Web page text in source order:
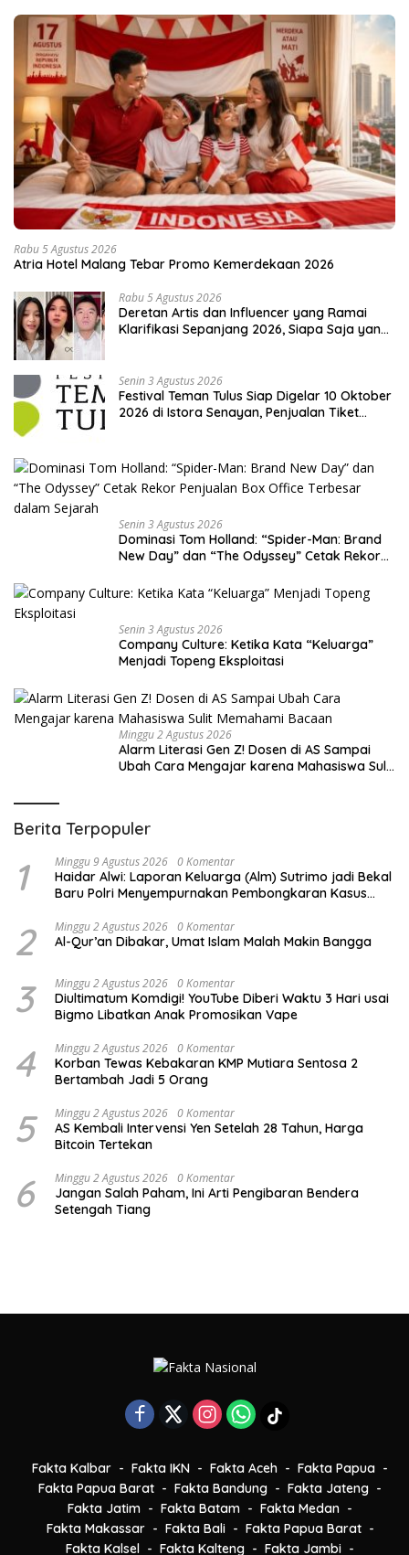
Rabu 5 Agustus 2026
Atria Hotel Malang Tebar Promo Kemerdekaan 2026
Rabu 5 Agustus 2026
Deretan Artis dan Influencer yang Ramai
Klarifikasi Sepanjang 2026, Siapa Saja yang
Senin 3 Agustus 2026
Festival Teman Tulus Siap Digelar 10 Oktober
2026 di Istora Senayan, Penjualan Tiket
Senin 3 Agustus 2026
Dominasi Tom Holland: “Spider-Man: Brand
New Day” dan “The Odyssey” Cetak Rekor
Sejarah
Senin 3 Agustus 2026
Company Culture: Ketika Kata “Keluarga”
Menjadi Topeng Eksploitasi
Minggu 2 Agustus 2026
Alarm Literasi Gen Z! Dosen di AS Sampai
Ubah Cara Mengajar karena Mahasiswa Sulit
Berita Terpopuler
1 Minggu 9 Agustus 2026 0 Komentar
Haidar Alwi: Laporan Keluarga (Alm) Sutrimo jadi Bekal
Baru Polri Menyempurnakan Pembongkaran Kasus
2 Minggu 2 Agustus 2026 0 Komentar
Al-Qur’an Dibakar, Umat Islam Malah Makin Bangga
3 Minggu 2 Agustus 2026 0 Komentar
Diultimatum Komdigi! YouTube Diberi Waktu 3 Hari usai
Bigmo Libatkan Anak Promosikan Vape
4 Minggu 2 Agustus 2026 0 Komentar
Korban Tewas Kebakaran KMP Mutiara Sentosa 2
Bertambah Jadi 5 Orang
5 Minggu 2 Agustus 2026 0 Komentar
AS Kembali Intervensi Yen Setelah 28 Tahun, Harga
Bitcoin Tertekan
6 Minggu 2 Agustus 2026 0 Komentar
Jangan Salah Paham, Ini Arti Pengibaran Bendera
Setengah Tiang
Fakta Kalbar Fakta IKN Fakta Aceh
Fakta Papua
Fakta Papua Barat
Fakta Bandung
Fakta Jateng
Fakta Jatim
Fakta Batam
Fakta Medan
Fakta Makassar
Fakta Bali
Fakta Papua Barat
Fakta Kalsel
Fakta Kalteng Fakta Jambi